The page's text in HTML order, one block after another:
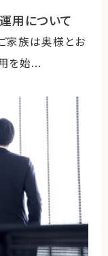
用について
家族は奥様とお
を始...